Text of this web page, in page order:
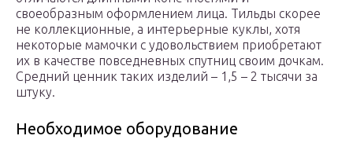
своеобразным оформлением лица. Тильды скорее
не коллекционные, а интерьерные куклы, хотя
некоторые мамочки с удовольствием приобретают
их в качестве повседневных спутниц своим дочкам.
Средний ценник таких изделий – 1,5 – 2 тысячи за
штуку.
Необходимое оборудование